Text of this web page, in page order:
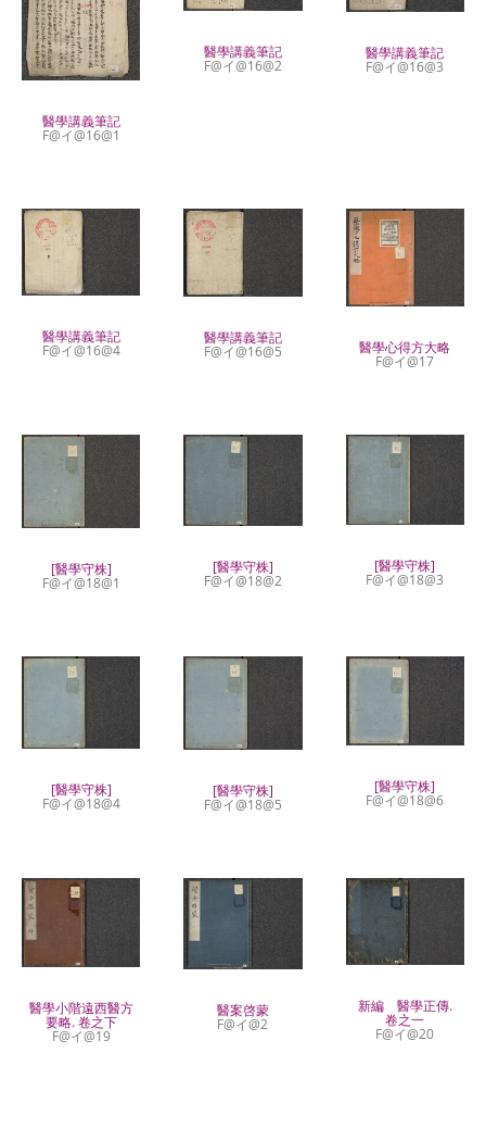
醫學講義筆記
F@イ@16@1
醫學講義筆記
F@イ@16@2
醫學講義筆記
F@イ@16@3
醫學講義筆記
F@イ@16@4
醫學講義筆記
F@イ@16@5 醫學心得方大略
F@イ@17
[醫學守株]
F@イ@18@1
[醫學守株]
F@イ@18@2
[醫學守株]
F@イ@18@3
[醫學守株]
F@イ@18@4
[醫學守株]
F@イ@18@5
[醫學守株]
F@イ@18@6
醫學小階遠西醫方
要略. 卷之下
F@イ@19
醫案啓蒙
F@イ@2
新編 醫學正傳.
卷之一
F@イ@20